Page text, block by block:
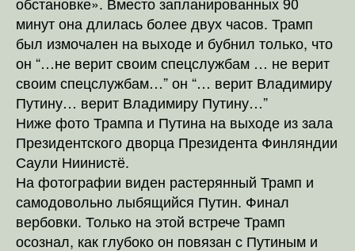
минут она длилась более двух часов. Трамп
был измочален на выходе и бубнил только, что
он “…не верит своим спецслужбам … не верит
своим спецслужбам…” он “… верит Владимиру
Путину… верит Владимиру Путину…”
Ниже фото Трампа и Путина на выходе из зала
Президентского дворца Президента Финляндии
Саули Ниинистё.
На фотографии виден растерянный Трамп и
самодовольно лыбящийся Путин. Финал
вербовки. Только на этой встрече Трамп
осознал, как глубоко он повязан с Путиным и